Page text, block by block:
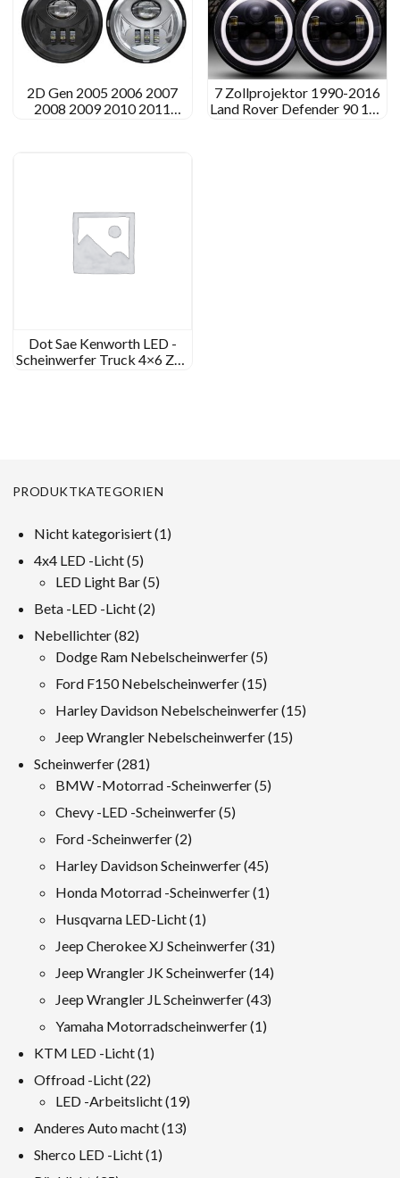
2D Gen 2005 2006 2007
2008 2009 2010 2011
7 Zollprojektor 1990-2016
Land Rover Defender 90 110
Dot Sae Kenworth LED -
Scheinwerfer Truck 4×6 Zoll
PRODUKTKATEGORIEN
Nicht kategorisiert 11
4x4 LED -Licht 55
Produkte
LED Light Bar 55
Beta -LED -Licht 22
Nebellichter 8282
Produkte
Dodge Ram Nebelscheinwerfer 55
Produkte
Ford F150 Nebelscheinwerfer 1515
Produkte
Harley Davidson Nebelscheinwerfer 1515
Jeep Wrangler Nebelscheinwerfer 1515
Scheinwerfer 281281
Produkte
BMW -Motorrad -Scheinwerfer 55
Chevy -LED -Scheinwerfer 55
Ford -Scheinwerfer 22
Produkte
Harley Davidson Scheinwerfer 4545
Produkte
Honda Motorrad -Scheinwerfer 11
Husqvarna LED-Licht 11
Produkt
Jeep Cherokee XJ Scheinwerfer 3131
Produkte
Jeep Wrangler JK Scheinwerfer 1414
Produkte
Jeep Wrangler JL Scheinwerfer 4343
Yamaha Motorradscheinwerfer 11
KTM LED -Licht 11
Produkt
Offroad -Licht 2222
Produkte
LED -Arbeitslicht 1919
Produkte
Anderes Auto macht 1313
Sherco LED -Licht 11